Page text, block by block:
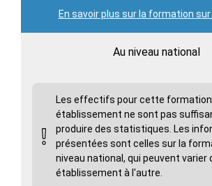
En savoir plus sur la formation sur
Au niveau national
Les effectifs pour cette
établissement ne sont pas
produire des statistiques. Les
présentées sont celles sur la
niveau national, qui peuvent varier
établissement à l'autre.